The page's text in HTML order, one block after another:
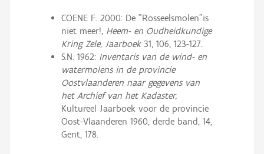
COENE F. 2000: De "Rosseelsmolen"is
niet meer!, Heem- en Oudheidkundige
Kring Zele, Jaarboek 31, 106, 123-127.
S.N. 1962: Inventaris van de wind- en
watermolens in de provincie
Oostvlaanderen naar gegevens van
het Archief van het Kadaster,
Kultureel Jaarboek voor de provincie
Oost-Vlaanderen 1960, derde band, 14,
Gent, 178.